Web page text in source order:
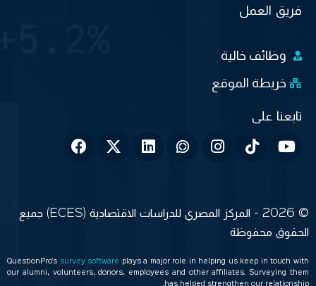
فريق العمل
وظائف خالية
خريطة الموقع
© 2026 - المركز المصري للدراسات الاقتصادية (ECES) جميع
الحقوق محفوظة
QuestionPro’s survey software
plays a major role in helping us keep in touch with
our alumni, volunteers, donors, employees and other affiliates. Surveying them
has helped strengthen our relationship.